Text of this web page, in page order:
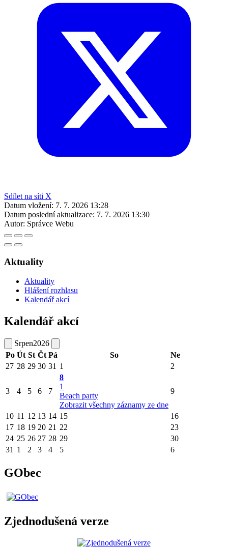
Sdílet na síti X
Datum vložení: 7. 7. 2026 13:28
Datum poslední aktualizace: 7. 7. 2026 13:30
Autor: Správce Webu
Aktuality
Aktuality
Hlášení rozhlasu
Kalendář akcí
Kalendář akcí
Srpen2026
Po Út St Čt Pá So
Ne
27 28 29 30 31 1 2
3 4 5 6 7
8
1
Beach party
Zobrazit všechny záznamy ze dne
9
10 11 12 13 14 15
16
17 18 19 20 21 22
23
24 25 26 27 28 29
30
31 1 2 3 4 5 6
GObec
Zjednodušená verze